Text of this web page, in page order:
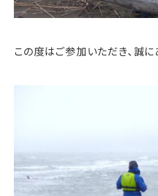
この度はご参加いただき、誠に